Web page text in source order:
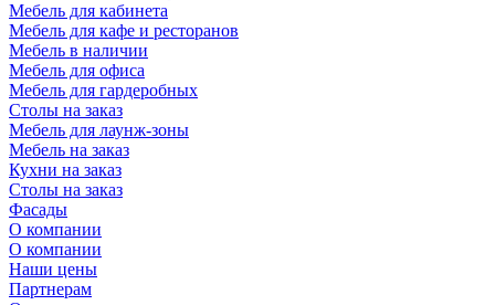
Мебель для кабинета
Мебель для кафе и ресторанов
Мебель в наличии
Мебель для офиса
Мебель для гардеробных
Столы на заказ
Мебель для лаунж-зоны
Мебель на заказ
Кухни на заказ
Столы на заказ
Фасады
О компании
О компании
Наши цены
Партнерам